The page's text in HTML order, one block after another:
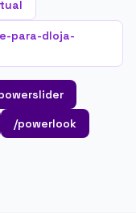
para-dloja-
/powerlook